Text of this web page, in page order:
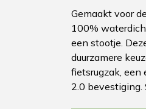
Gemaakt voor
100%
een stootje.
duurzamere
fietsrugzak, een
2.0 bevestiging.